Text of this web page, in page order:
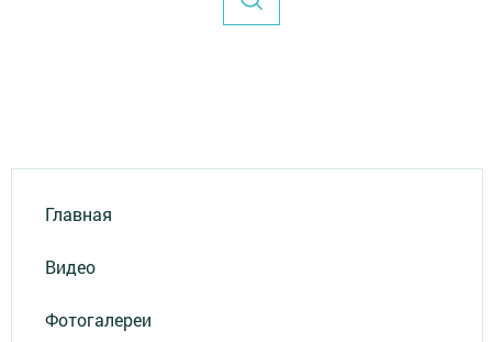
Главная
Видео
Фотогалереи